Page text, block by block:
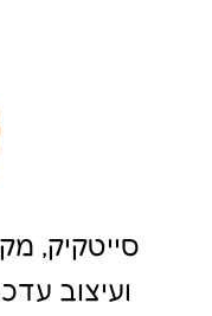
סייטקיק,
ועיצוב